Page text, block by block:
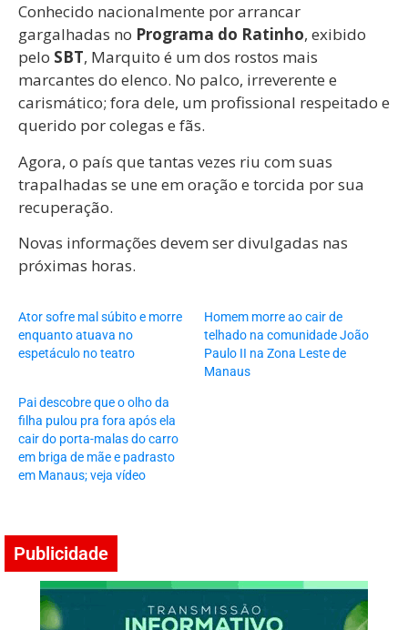
Conhecido nacionalmente por arrancar
gargalhadas no Programa do Ratinho, exibido
pelo SBT, Marquito é um dos rostos mais
marcantes do elenco. No palco, irreverente e
carismático; fora dele, um profissional respeitado e
querido por colegas e fãs.
Agora, o país que tantas vezes riu com suas
trapalhadas se une em oração e torcida por sua
recuperação.
Novas informações devem ser divulgadas nas
próximas horas.
Ator sofre mal súbito e morre
enquanto atuava no
espetáculo no teatro
Homem morre ao cair de
telhado na comunidade João
Paulo II na Zona Leste de
Manaus
Pai descobre que o olho da
filha pulou pra fora após ela
cair do porta-malas do carro
em briga de mãe e padrasto
em Manaus; veja vídeo
Publicidade